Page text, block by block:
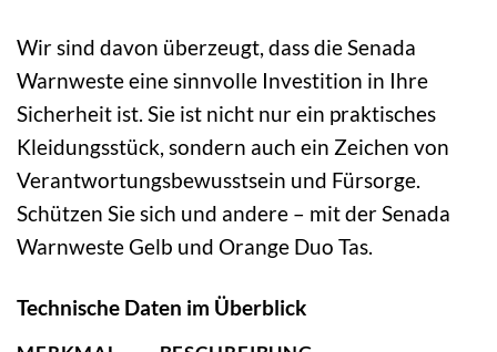
Wir sind davon überzeugt, dass die Senada
Warnweste eine sinnvolle Investition in Ihre
Sicherheit ist. Sie ist nicht nur ein praktisches
Kleidungsstück, sondern auch ein Zeichen von
Verantwortungsbewusstsein und Fürsorge.
Schützen Sie sich und andere – mit der Senada
Warnweste Gelb und Orange Duo Tas.
Technische Daten im Überblick